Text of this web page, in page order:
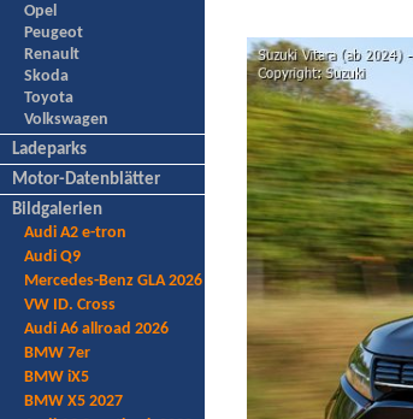
Opel
Peugeot
Renault
Skoda
Toyota
Volkswagen
Ladeparks
Motor-Datenblätter
Bildgalerien
Audi A2 e-tron
Audi Q9
Mercedes-Benz GLA 2026
VW ID. Cross
Audi A6 allroad 2026
BMW 7er
BMW iX5
BMW X5 2027